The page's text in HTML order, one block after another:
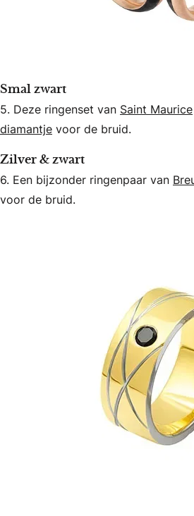
Smal zwart
5. Deze ringenset van Saint Maurice
diamantje voor de bruid.
Zilver & zwart
6. Een bijzonder ringenpaar van
voor de bruid.